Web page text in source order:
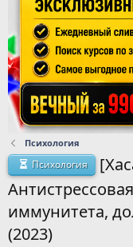
Психология
Психология
иммунитета,
(2023)